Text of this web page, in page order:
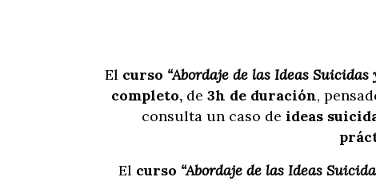
El curso “Abordaje de las Ideas
completo, de 3h de duración,
consulta un caso de ideas
El curso “Abordaje de las Ideas